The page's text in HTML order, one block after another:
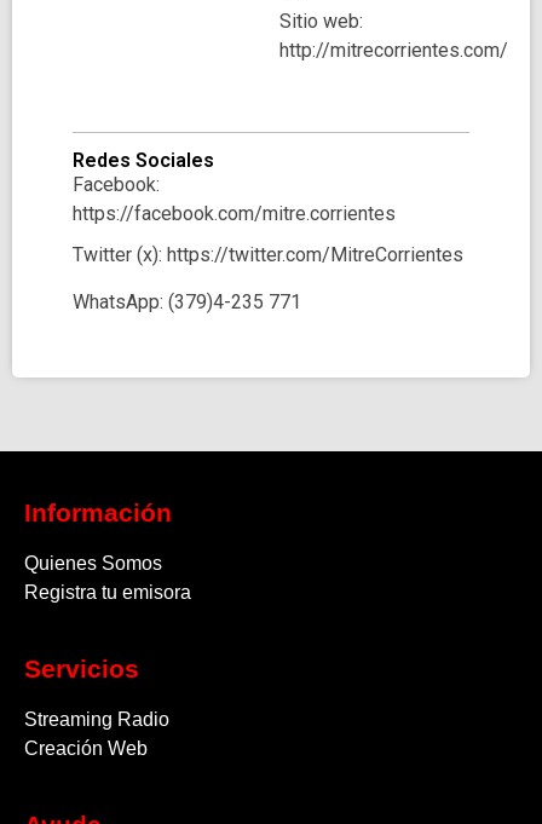
Sitio web:
http://mitrecorrientes.com/
Redes Sociales
Facebook:
https://facebook.com/mitre.corrientes
Twitter (x): https://twitter.com/MitreCorrientes
WhatsApp: (379)4-235 771
Información
Quienes Somos
Registra tu emisora
Servicios
Streaming Radio
Creación Web